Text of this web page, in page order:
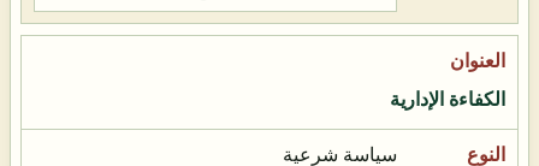
الكفاءة الإدارية
سياسة شرعية